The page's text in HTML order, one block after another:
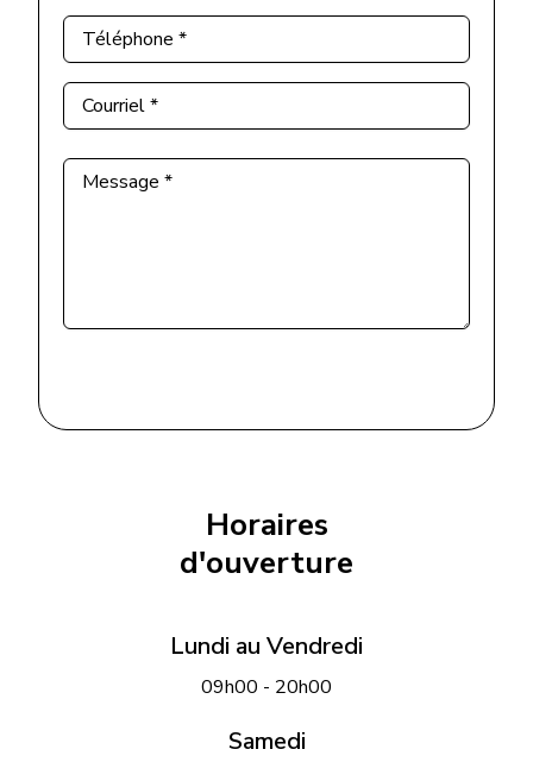
Téléphone *
Courriel*
Message *
Horaires
d'ouverture
Lundi au Vendredi
09h00 - 20h00
Samedi